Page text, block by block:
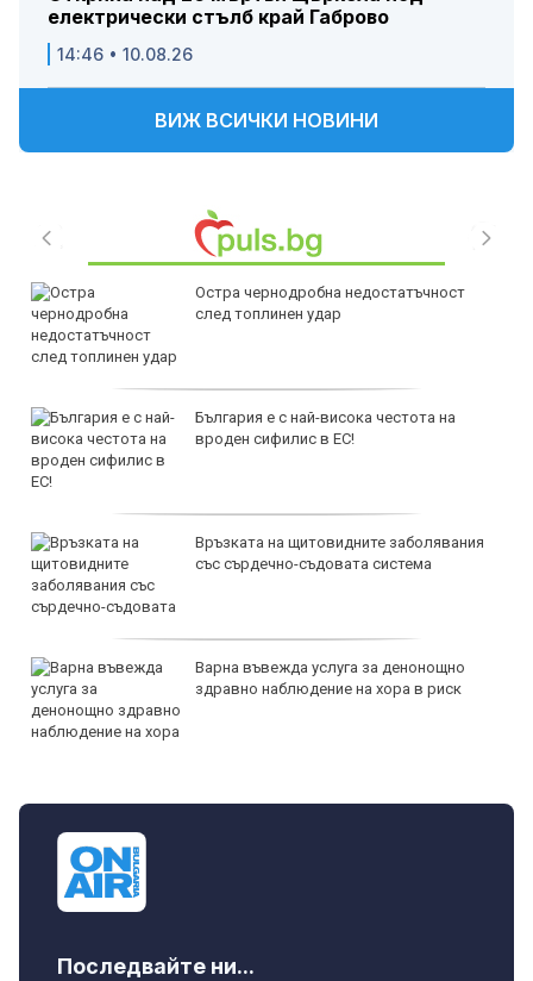
електрически стълб край Габрово
14:46 • 10.08.26
ВИЖ ВСИЧКИ НОВИНИ
Остра чернодробна недостатъчност
след топлинен удар
България е с най-висока честота на
вроден сифилис в ЕС!
Връзката на щитовидните заболявания
със сърдечно-съдовата система
Варна въвежда услуга за денонощно
здравно наблюдение на хора в риск
Последвайте ни...